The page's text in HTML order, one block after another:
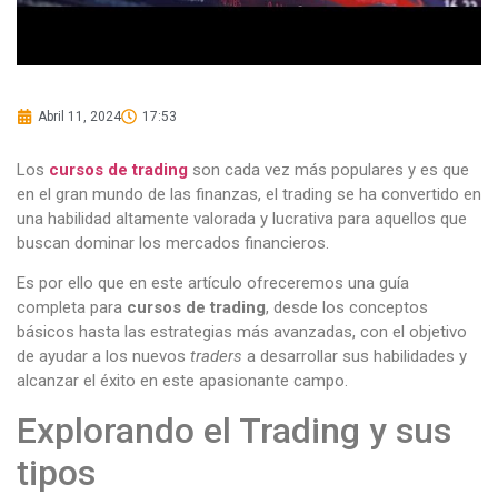
Abril 11, 2024 17:53
Los cursos de trading son cada vez más populares y es que
en el gran mundo de las finanzas, el trading se ha convertido en
una habilidad altamente valorada y lucrativa para aquellos que
buscan dominar los mercados financieros.
Es por ello que en este artículo ofreceremos una guía
completa para cursos de trading, desde los conceptos
básicos hasta las estrategias más avanzadas, con el objetivo
de ayudar a los nuevos traders a desarrollar sus habilidades y
alcanzar el éxito en este apasionante campo.
Explorando el Trading y sus
tipos